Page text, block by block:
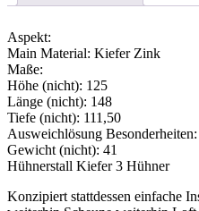
Aspekt:
Main Material: Kiefer Zink
Maße:
Höhe (nicht): 125
Länge (nicht): 148
Tiefe (nicht): 111,50
Ausweichlösung Besonderheiten:
Gewicht (nicht): 41
Hühnerstall Kiefer 3 Hühner
Konzipiert stattdessen einfache